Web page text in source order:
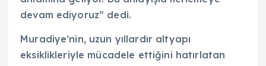
devam ediyoruz” dedi.
Muradiye’nin, uzun yıllardır altyapı
eksiklikleriyle mücadele ettiğini hatırlatan